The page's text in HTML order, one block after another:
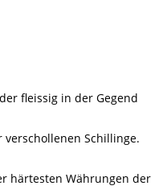
fleissig in der Gegend
Schillinge.
härtesten Währungen der